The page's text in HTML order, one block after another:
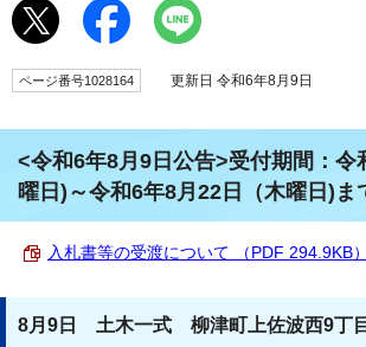
ページ番号1028164 更新日 令和6年8月9日
<令和6年8月9日公告>受付期間：令
曜日)～令和6年8月22日（木曜日)ま
入札書等の受渡について （PDF 294.9KB）
8月9日 土木一式 柳津町上佐波西9丁